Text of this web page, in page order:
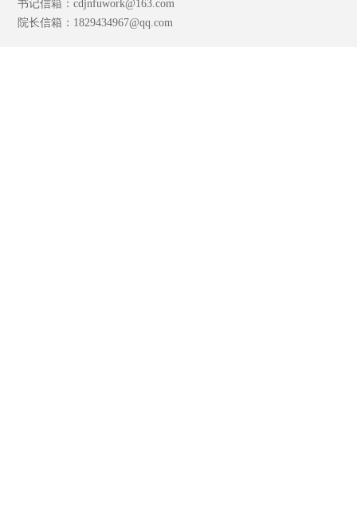
书记信箱：cdjnfuwork@163.com
院长信箱：1829434967@qq.com